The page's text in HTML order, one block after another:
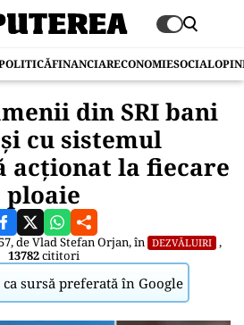
FINANCIARECONOMIESOCIAL
din SRI bani
cu sistemul
acționat la fiecare
ploaie
deVlad Stefan Orjan, în DEZVĂLUIRI ,
13782cititori
ca sursă preferată în Google